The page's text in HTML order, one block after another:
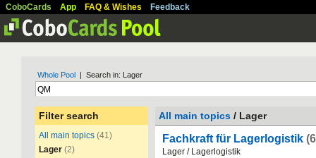
CoboCards App FAQ & Wishes Feedback
Whole Pool | Search in: Lager
Filter search
All main topics (41)
Lager (2)
All main topics / Lager
Fachkraft für Lagerlogistik
Lager / Lagerlogistik